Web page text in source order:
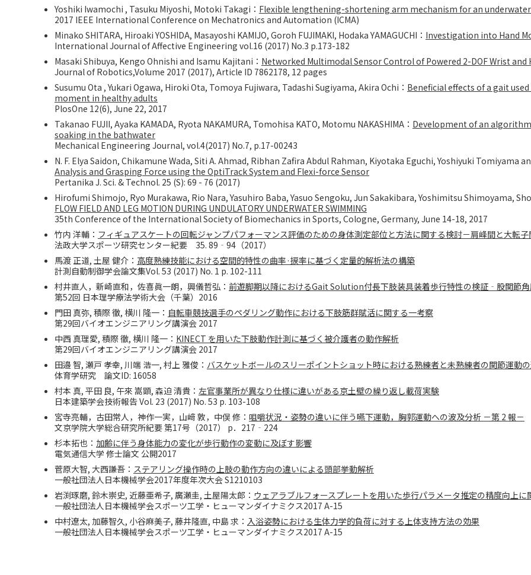
Yoshiki Iwamochi , Tasuku Miyoshi, Motoki Takagi： Flexible lengthening-shortening arm mechanism for an
2017 IEEE International Conference on Mechatronics and Automation (ICMA)
Minako SHITARA, Hiroaki YOSHIDA, Masayoshi KAMIJO, Goroh FUJIMAKI, Hodaka YAMAGUCHI： Investigation into Hand
International Journal of Affective Engineering vol.16 (2017) No.3 p.173-182
Masaki Shibuya, Kengo Ohnishi and Isamu Kajitani： Networked Multimodal Sensor Control of Powered 2-DOF Wrist and
Journal of Robotics,Volume 2017 (2017), Article ID 7862178, 12 pages
Susumu Ota , Yukari Ogawa, Hiroki Ota, Tomoya Fujiwara, Tadashi Sugiyama, Akira Ochi： Beneficial effects of a gait
moment in healthy adults
PlosOne 12(6), June 22, 2017
Takanao FUJII, Ayaka KAMADA, Ryota NAKAMURA, Tomohisa KATO, Motomu NAKASHIMA： Development of an
soaking in the bathwater
Mechanical Engineering Journal, vol.4(2017) No.7, p.17-00243
N. F. Elya Saidon, Chikamune Wada, Siti A. Ahmad, Ribhan Zafira Abdul Rahman, Kiyotaka Eguchi, Yoshiyuki Tomiyama
Analysis and Grasping Force using the OptiTrack System and Flexi-force Sensor
Pertanika J. Sci. & Technol. 25 (S): 69 - 76 (2017)
Hirofumi Shimojo, Ryo Murakawa, Rio Nara, Yasuhiro Baba, Yasuo Sengoku, Jun Sakakibara, Yoshimitsu Shimoyama,
FLOW FIELD AND LEG MOTION DURING UNDULATORY UNDERWATER SWIMMING
35th Conference of the International Society of Biomechanics in Sports, Cologne, Germany, June 14-18, 2017
竹内 洋輔： フィギュアスケートの回転ジャンプパフォーマンス評価のための身体測定部位と方法に関する検討－肩峰間と大転
法政大学スポーツ研究センター紀要 35. 89‐94（2017）
馬渡 正道, 土屋 健介： 高度熟練技能における空間的特性の曲率·捩率に基づく定量的解析法の構築
計測自動制御学会論文集Vol. 53 (2017) No. 1 p. 102-111
村井直人，新崎直和，佐喜眞一朗，興儀哲弘： 前遊脚期以降におけるGait Solution付長下肢装具装着歩行特性の検証‐股関節
第52回 日本理学療法学術大会（千葉）2016
門田 真弥, 積際 徹, 横川 隆一： 自転車競技選手のペダリング動作における下肢筋群賦活に関する一考察
第29回バイオエンジニアリング講演会 2017
中西 真理愛, 積際 徹, 横川 隆一： KINECT を用いた下肢動作計測に基づく被介護者の動作解析
第29回バイオエンジニアリング講演会 2017
田邉 智, 瀬戸 孝幸, 川端 浩一, 村上 雅俊： バスケットボールのスリーポイントショット時における熟練者と未熟練者の関節運動
体育学研究 論文ID: 16058
村本 真, 平田 良, 午來 嵩顕, 森迫 清貴： 左官事業所が異なり仕様に違いがある京土壁の繰り返し載荷実験
日本建築学会技術報告 Vol. 23 (2017) No. 53 p. 103-108
宮寺亮輔，古田常人，神作一実，山﨑 敦，中俣 修： 咀嚼状況・姿勢の違いに伴う嚥下運動，胸郭運動への波及分析 －第 2 報－
文京学院大学総合研究所紀要 第17号（2017） p．217‐224
杉本拓也： 加齢に伴う身体能力の変化が歩行動作の変動に及ぼす影響
電気通信大学 修士論文 公開2017
菅原大智, 大西謙吾： ステアリング操作時の上肢の動作方向の違いによる頭部挙動解析
一般社団法人日本機械学会2017年度年次大会 S1210103
岩渕琢磨, 鈴木崇史, 近藤亜希子, 廣瀬圭, 土屋陽太郎： ウェアラブルフォースプレートを用いた歩行パラメータ推定の精度向上に
一般社団法人日本機械学会スポーツ工学・ヒューマンダイナミクス2017 A-15
中村遼太, 加藤智久, 小谷麻美子, 藤井隆直, 中島 求： 入浴姿勢における生体力学的負荷に対する上体支持方法の効果
一般社団法人日本機械学会スポーツ工学・ヒューマンダイナミクス2017 A-15